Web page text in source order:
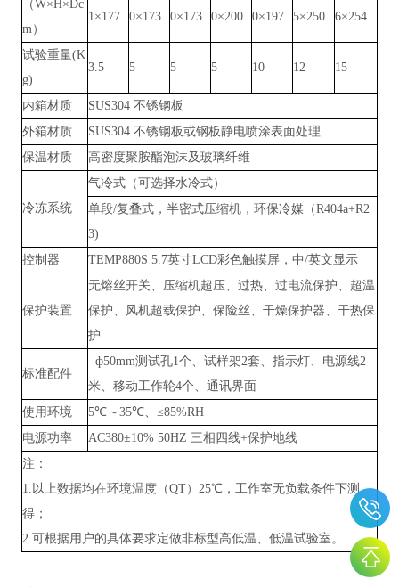
（W×H×Dc
m）
1×177
0×173
0×173
0×200
0×197
5×250
6×254
试验重量(K
g)
3.5 5 5 5 10 12 15
内箱材质
SUS304 不锈钢板
外箱材质
SUS304 不锈钢板或钢板静电喷涂表面处理
保温材质
高密度聚胺酯泡沫及玻璃纤维
冷冻系统
气冷式（可选择水冷式）
单段/复叠式，半密式压缩机，环保冷媒（R404a+R2
3)
控制器
TEMP880S 5.7英寸LCD彩色触摸屏，中/英文显示
保护装置
无熔丝开关、压缩机超压、过热、过电流保护、超温
保护、风机超载保护、保险丝、干燥保护器、干热保
护
标准配件
ф50mm测试孔1个、试样架2套、指示灯、电源线2
米、移动工作轮4个、通讯界面
使用环境
5℃～35℃、≤85%RH
电源功率
AC380±10% 50HZ 三相四线+保护地线
注：
1.以上数据均在环境温度（QT）25℃，工作室无负载条件下测
得；
2.可根据用户的具体要求定做非标型高低温、低温试验室。